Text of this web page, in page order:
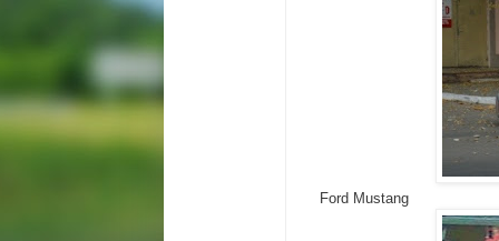
Ford Mustang